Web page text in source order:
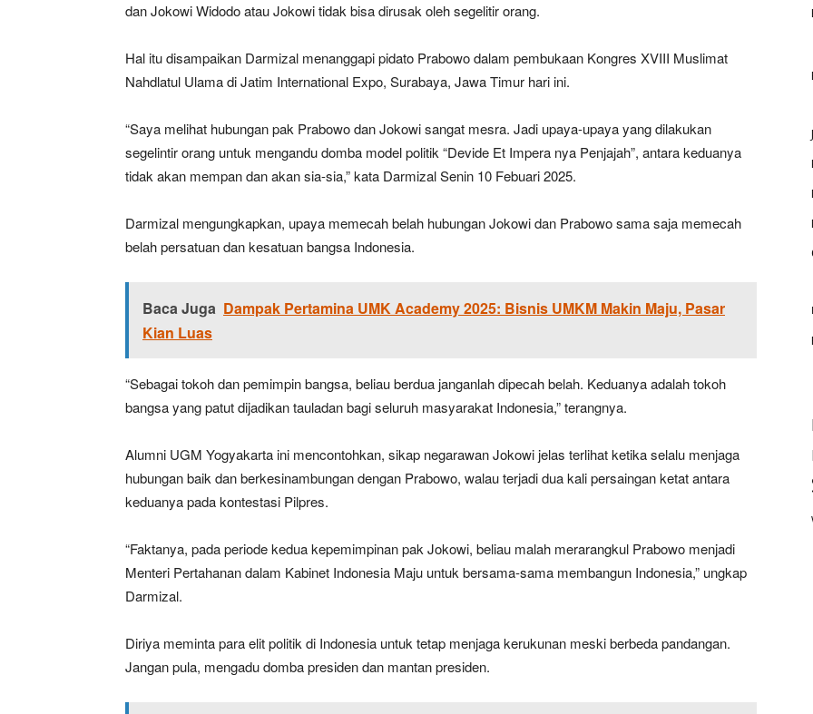
dan Jokowi Widodo atau Jokowi tidak bisa dirusak oleh segelitir orang.
Hal itu disampaikan Darmizal menanggapi pidato Prabowo dalam pembukaan Kongres XVIII Muslimat
Nahdlatul Ulama di Jatim International Expo, Surabaya, Jawa Timur hari ini.
“Saya melihat hubungan pak Prabowo dan Jokowi sangat mesra. Jadi upaya-upaya yang dilakukan
segelintir orang untuk mengandu domba model politik “Devide Et Impera nya Penjajah”, antara keduanya
tidak akan mempan dan akan sia-sia,” kata Darmizal Senin 10 Febuari 2025.
Darmizal mengungkapkan, upaya memecah belah hubungan Jokowi dan Prabowo sama saja memecah
belah persatuan dan kesatuan bangsa Indonesia.
Baca Juga Dampak Pertamina UMK Academy 2025: Bisnis UMKM Makin Maju, Pasar
Kian Luas
“Sebagai tokoh dan pemimpin bangsa, beliau berdua janganlah dipecah belah. Keduanya adalah tokoh
bangsa yang patut dijadikan tauladan bagi seluruh masyarakat Indonesia,” terangnya.
Alumni UGM Yogyakarta ini mencontohkan, sikap negarawan Jokowi jelas terlihat ketika selalu menjaga
hubungan baik dan berkesinambungan dengan Prabowo, walau terjadi dua kali persaingan ketat antara
keduanya pada kontestasi Pilpres.
“Faktanya, pada periode kedua kepemimpinan pak Jokowi, beliau malah merarangkul Prabowo menjadi
Menteri Pertahanan dalam Kabinet Indonesia Maju untuk bersama-sama membangun Indonesia,” ungkap
Darmizal.
Diriya meminta para elit politik di Indonesia untuk tetap menjaga kerukunan meski berbeda pandangan.
Jangan pula, mengadu domba presiden dan mantan presiden.